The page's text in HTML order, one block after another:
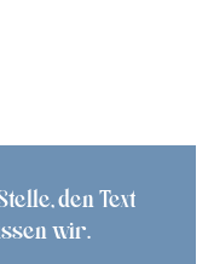
den Text
wir.